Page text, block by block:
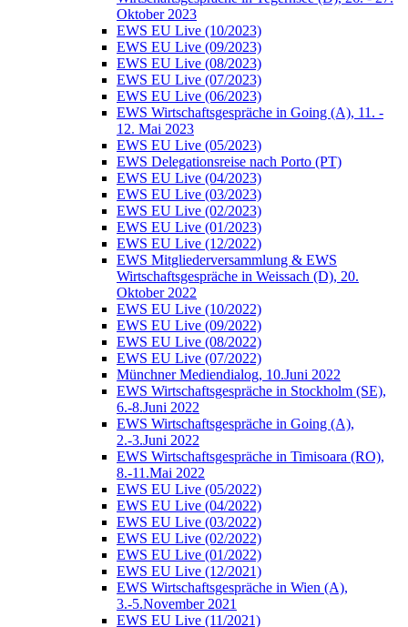
Oktober 2023
EWS EU Live (10/2023)
EWS EU Live (09/2023)
EWS EU Live (08/2023)
EWS EU Live (07/2023)
EWS EU Live (06/2023)
EWS Wirtschaftsgespräche in Going (A), 11. -
12. Mai 2023
EWS EU Live (05/2023)
EWS Delegationsreise nach Porto (PT)
EWS EU Live (04/2023)
EWS EU Live (03/2023)
EWS EU Live (02/2023)
EWS EU Live (01/2023)
EWS EU Live (12/2022)
EWS Mitgliederversammlung & EWS
Wirtschaftsgespräche in Weissach (D), 20.
Oktober 2022
EWS EU Live (10/2022)
EWS EU Live (09/2022)
EWS EU Live (08/2022)
EWS EU Live (07/2022)
Münchner Mediendialog, 10.Juni 2022
EWS Wirtschaftsgespräche in Stockholm (SE),
6.-8.Juni 2022
EWS Wirtschaftsgespräche in Going (A),
2.-3.Juni 2022
EWS Wirtschaftsgespräche in Timisoara (RO),
8.-11.Mai 2022
EWS EU Live (05/2022)
EWS EU Live (04/2022)
EWS EU Live (03/2022)
EWS EU Live (02/2022)
EWS EU Live (01/2022)
EWS EU Live (12/2021)
EWS Wirtschaftsgespräche in Wien (A),
3.-5.November 2021
EWS EU Live (11/2021)